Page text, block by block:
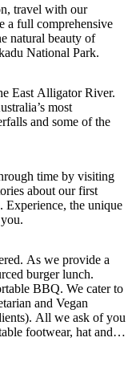
travel with our
a full comprehensive
natural beauty of
National Park.
East Alligator River.
most
and some of the
time by visiting
about our first
Experience, the unique
As we provide a
burger lunch.
BBQ. We cater to
and Vegan
All we ask of you
footwear, hat and